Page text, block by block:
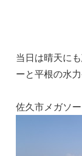
当日は晴天に
ーと平根の水
佐久市メガソ